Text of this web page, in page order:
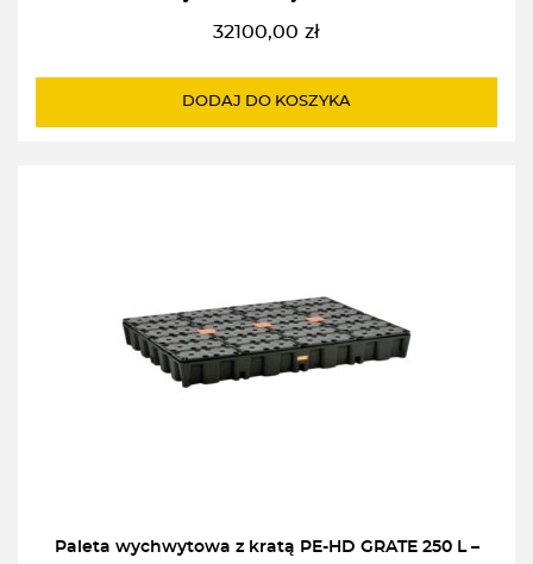
32100,00 zł
DODAJ DO KOSZYKA
Paleta wychwytowa z kratą PE-HD GRATE 250 L –